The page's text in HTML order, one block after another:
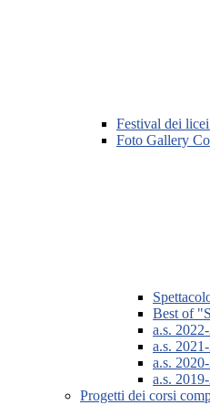
Festival dei
Foto Gallery
Best of
a.s.
a.s.
a.s. 2020-
a.s.
Progetti dei corsi